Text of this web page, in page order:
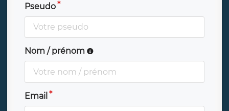
Pseudo
Nom / prénom
Email